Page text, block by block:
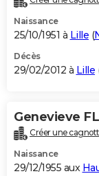
Naissance
25/10/1951 à Lille (
Décès
29/02/2012 à Lille
Genevieve
Créer une
Naissance
29/12/1955 aux